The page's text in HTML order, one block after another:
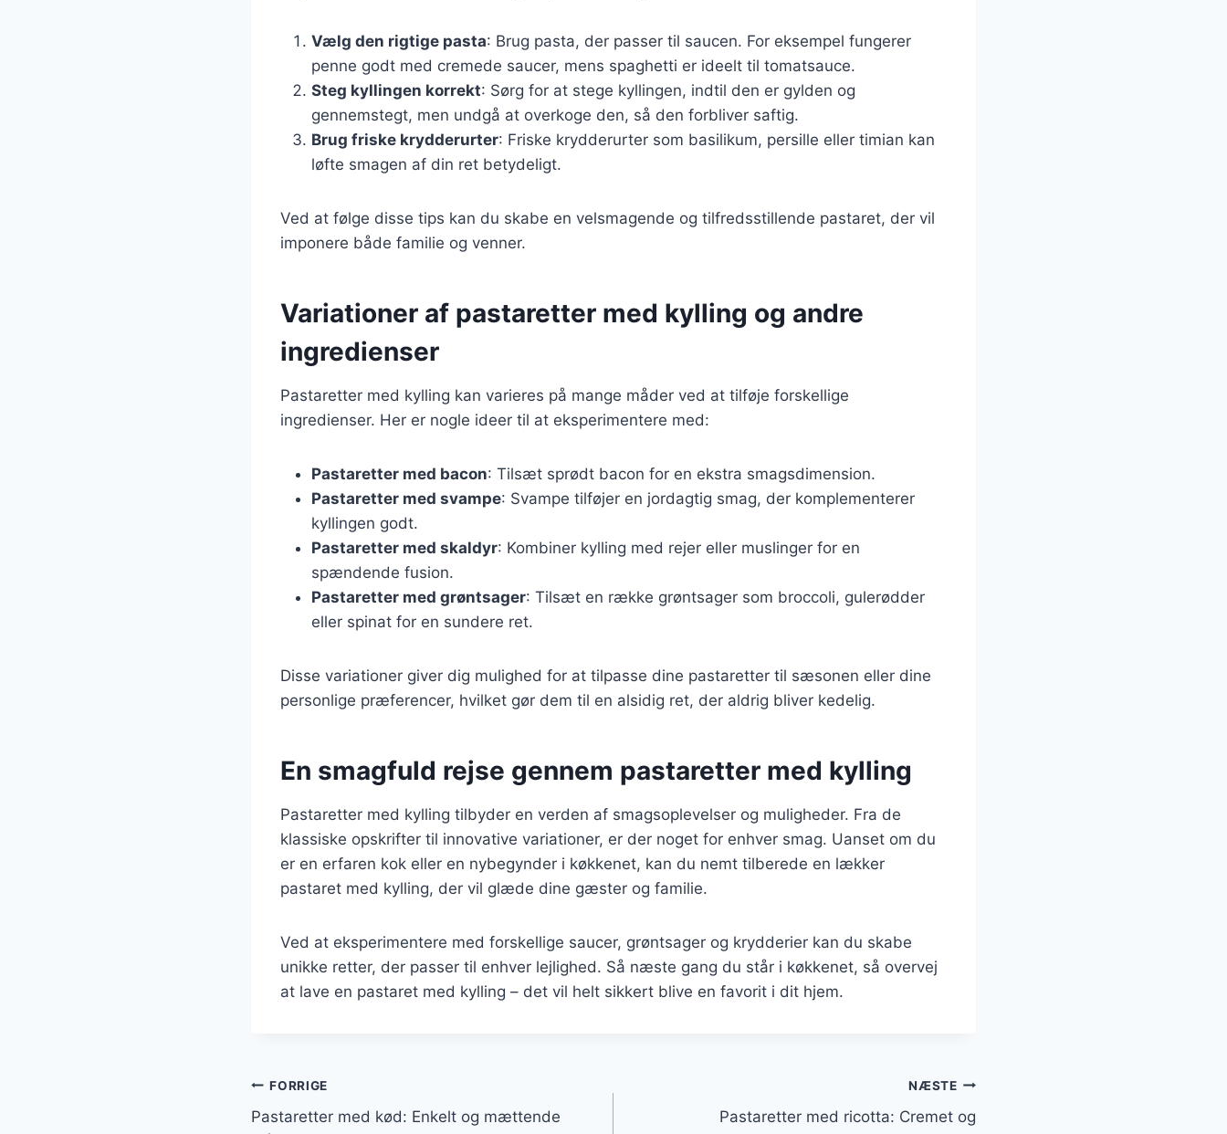
Vælg den rigtige pasta: Brug pasta, der passer til saucen. For eksempel fungerer
penne godt med cremede saucer, mens spaghetti er ideelt til tomatsauce.
Steg kyllingen korrekt: Sørg for at stege kyllingen, indtil den er gylden og
gennemstegt, men undgå at overkoge den, så den forbliver saftig.
Brug friske krydderurter: Friske krydderurter som basilikum, persille eller timian kan
løfte smagen af din ret betydeligt.
Ved at følge disse tips kan du skabe en velsmagende og tilfredsstillende pastaret, der vil
imponere både familie og venner.
Variationer af pastaretter med kylling og andre
ingredienser
Pastaretter med kylling kan varieres på mange måder ved at tilføje forskellige
ingredienser. Her er nogle ideer til at eksperimentere med:
Pastaretter med bacon: Tilsæt sprødt bacon for en ekstra smagsdimension.
Pastaretter med svampe: Svampe tilføjer en jordagtig smag, der komplementerer
kyllingen godt.
Pastaretter med skaldyr: Kombiner kylling med rejer eller muslinger for en
spændende fusion.
Pastaretter med grøntsager: Tilsæt en række grøntsager som broccoli, gulerødder
eller spinat for en sundere ret.
Disse variationer giver dig mulighed for at tilpasse dine pastaretter til sæsonen eller dine
personlige præferencer, hvilket gør dem til en alsidig ret, der aldrig bliver kedelig.
En smagfuld rejse gennem pastaretter med kylling
Pastaretter med kylling tilbyder en verden af smagsoplevelser og muligheder. Fra de
klassiske opskrifter til innovative variationer, er der noget for enhver smag. Uanset om du
er en erfaren kok eller en nybegynder i køkkenet, kan du nemt tilberede en lækker
pastaret med kylling, der vil glæde dine gæster og familie.
Ved at eksperimentere med forskellige saucer, grøntsager og krydderier kan du skabe
unikke retter, der passer til enhver lejlighed. Så næste gang du står i køkkenet, så overvej
at lave en pastaret med kylling – det vil helt sikkert blive en favorit i dit hjem.
Indlægsnavigation
FORRIGE
Pastaretter med kød: Enkelt og mættende
NÆSTE
Pastaretter med ricotta: Cremet og